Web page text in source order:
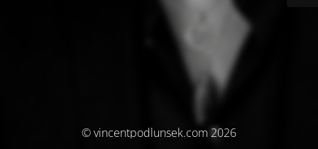
© vincentpodlunsek.com 2026